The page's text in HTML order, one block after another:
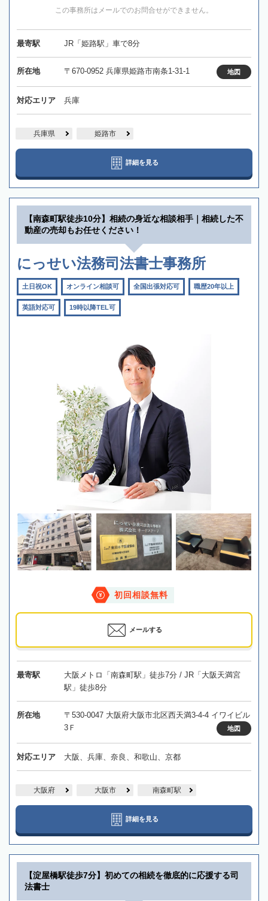
この事務所はメールでのお問合せができません。
最寄駅 JR「姫路駅」車で8分
所在地 〒670-0952 兵庫県姫路市南条1-31-1 地図
対応エリア 兵庫
兵庫県 姫路市
詳細を見る
【南森町駅徒歩10分】相続の身近な相談相手｜相続した不
動産の売却もお任せください！
にっせい法務司法書士事務所
土日祝OK オンライン相談可 全国出張対応可 職歴20年以上
英語対応可 19時以降TEL可
初回相談無料
メールする
最寄駅
大阪メトロ「南森町駅」徒歩7分 / JR「大阪天満宮
駅」徒歩8分
所在地
〒530-0047 大阪府大阪市北区西天満3-4-4 イワイビル
3Ｆ
地図
対応エリア 大阪、兵庫、奈良、和歌山、京都
大阪府 大阪市 南森町駅
詳細を見る
【淀屋橋駅徒歩7分】初めての相続を徹底的に応援する司
法書士